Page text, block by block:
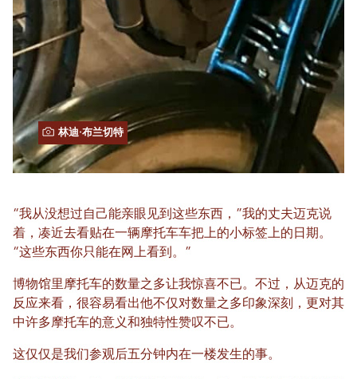
林迪·布兰切特
“我从没想过自己能亲眼见到这些东西，”我的丈夫迈克说
着，凑近去看贴在一辆摩托车车把上的小标签上的日期。
“这些东西你只能在网上看到。”
博物馆里摩托车的数量之多让我惊喜不已。不过，从迈克的
反应来看，很容易看出他不仅对数量之多印象深刻，更对其
中许多摩托车的意义和独特性赞叹不已。
这仅仅是我们参观后五分钟内在一楼发生的事。